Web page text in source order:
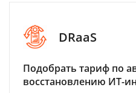
DRaaS
Подобрать тариф по
восстановлению ИТ-